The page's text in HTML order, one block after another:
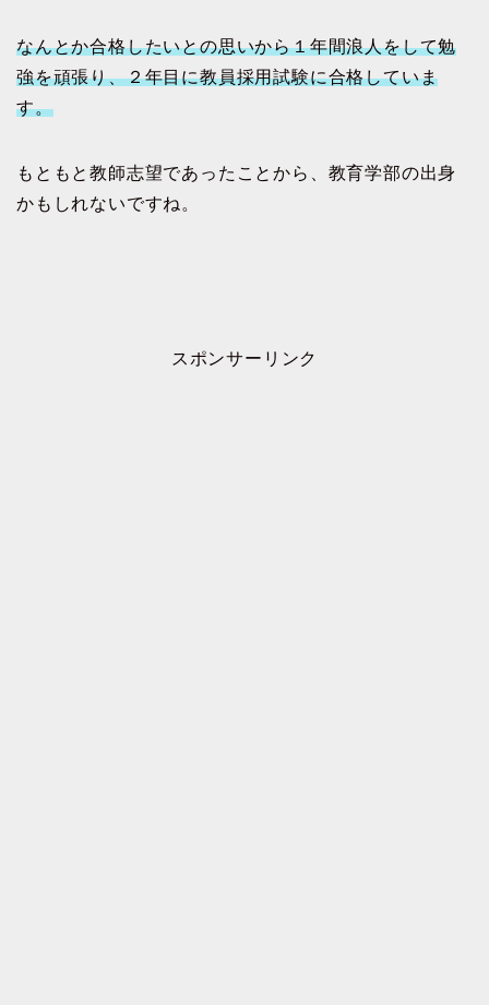
なんとか合格したいとの思いから１年間浪人をして勉
強を頑張り、２年目に教員採用試験に合格していま
す。
もともと教師志望であったことから、教育学部の出身
かもしれないですね。
スポンサーリンク